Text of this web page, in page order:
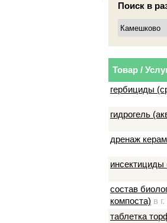
Поиск в
Товар /
гербициды
гидрогель
дренаж
инсектициды
состав
компоста) в
таблетка